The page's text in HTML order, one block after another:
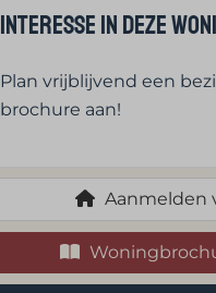
Interesse in deze
Plan vrijblijvend een
brochure aan!
Aanmelden